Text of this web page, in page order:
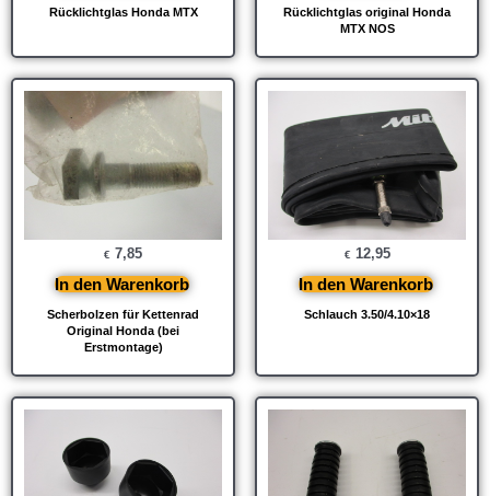
Rücklichtglas Honda MTX
Rücklichtglas original Honda
MTX NOS
Scherbolzen für Kettenrad
Original Honda (bei
Erstmontage)
€ 7,85
In den Warenkorb
Schlauch 3.50/4.10×18
€ 12,95
In den Warenkorb